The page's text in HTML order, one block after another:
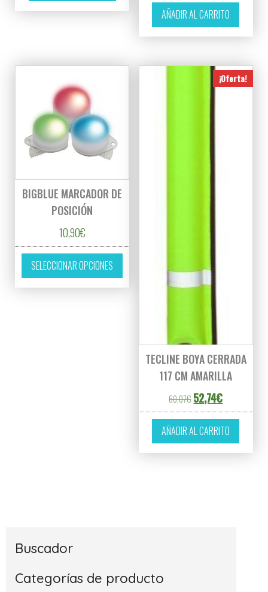
AÑADIR AL CARRITO
BIGBLUE MARCADOR DE
POSICIÓN
10,90€
SELECCIONAR OPCIONES
¡Oferta!
TECLINE BOYA CERRADA
117 CM AMARILLA
60,07€ El precio original
52,74€El precio
AÑADIR AL CARRITO
Buscador
Categorías de producto